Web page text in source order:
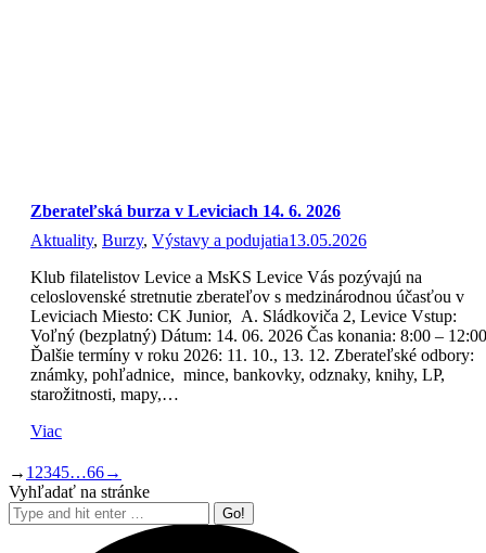
Zberateľská burza v Leviciach 14. 6. 2026
Aktuality, Burzy, Výstavy a podujatia13.05.2026
Klub filatelistov Levice a MsKS Levice Vás pozývajú na
celoslovenské stretnutie zberateľov s medzinárodnou účasťou v
Leviciach Miesto: CK Junior, A. Sládkoviča 2, Levice Vstup:
Voľný (bezplatný) Dátum: 14. 06. 2026 Čas konania: 8:00 – 12:00
Ďalšie termíny v roku 2026: 11. 10., 13. 12. Zberateľské odbory:
známky, pohľadnice, mince, bankovky, odznaky, knihy, LP,
starožitnosti, mapy,…
Viac
→ 1 2345…66→
Vyhľadať na stránke
Search: